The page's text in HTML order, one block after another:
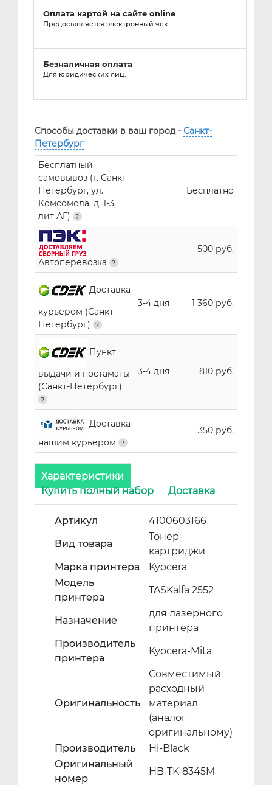
Оплата картой на сайте online
Предоставляется электронный чек.
Безналичная оплата
Для юридических лиц.
Способы доставки в ваш город - Санкт-
Петербург
Бесплатный
самовывоз (г. Санкт-
Петербург, ул.
Комсомола, д. 1-3,
лит АГ)
Бесплатно
Автоперевозка
500 руб.
Доставка
курьером (Санкт-
Петербург)
3-4 дня 1 360 руб.
Пункт
выдачи и постаматы
(Санкт-Петербург)
3-4 дня 810 руб.
Доставка
нашим курьером
350 руб.
Характеристики
Купить полный набор
Доставка
Артикул
4100603166
Вид товара
Тонер-
картриджи
Марка принтера
Kyocera
Модель
принтера
TASKalfa 2552
Назначение
для лазерного
принтера
Производитель
принтера
Kyocera-Mita
Оригинальность
Совместимый
расходный
материал
(аналог
оригинальному)
Производитель
Hi-Black
Оригинальный
номер
HB-TK-8345M